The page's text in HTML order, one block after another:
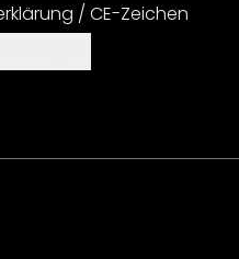
/ CE-Zeichen